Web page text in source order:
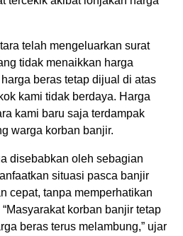
telah mengeluarkan surat
tidak menaikkan harga
beras tetap dijual di atas
kami tidak berdaya. Harga
kami baru saja terdampak
warga korban banjir.
disebabkan oleh sebagian
situasi pasca banjir
cepat, tanpa memperhatikan
korban banjir tetap
beras terus melambung,” ujar